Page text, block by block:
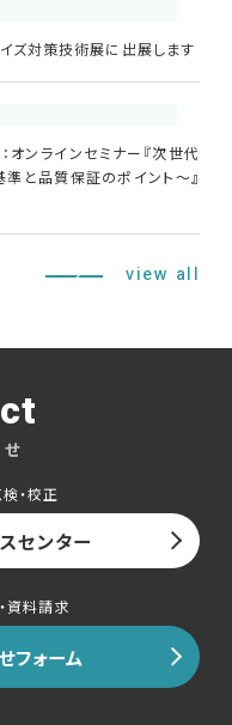
ズ対策技術展に出展します
ンラインセミナー『次世代
と品質保証のポイント～』
view all
・校正
センター
資料請求
フォーム